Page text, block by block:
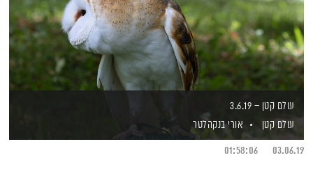
עולם קטן – 3.6.19
עולם קטן
אורי בנקהלטר
03.06.19
01:58:06